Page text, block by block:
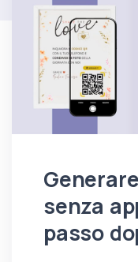
senza
passo